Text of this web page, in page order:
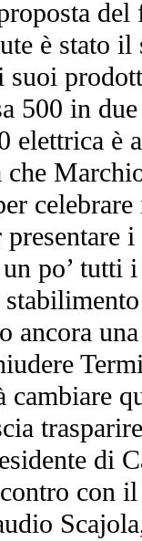
è stato
suoi
500 in
elettrica è
po’
ancora
di
con